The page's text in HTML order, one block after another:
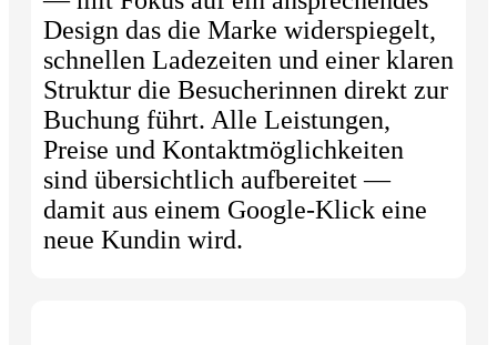
Design das die Marke widerspiegelt,
schnellen Ladezeiten und einer klaren
Struktur die Besucherinnen direkt zur
Buchung führt. Alle Leistungen,
Preise und Kontaktmöglichkeiten
sind übersichtlich aufbereitet —
damit aus einem Google-Klick eine
neue Kundin wird.